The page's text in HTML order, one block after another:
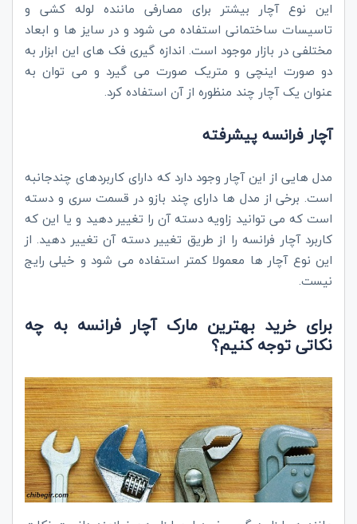
این نوع آچار بیشتر برای مصارفی ماننده لوله کشی و
تاسیسات ساختمانی استفاده می شود و در سایز ها و ابعاد
مختلفی در بازار موجود است. اندازه گیری فک های این ابزار به
دو صورت اینچی و متریک صورت می گیرد و می توان به
عنوان یک آچار چند منظوره از آن استفاده کرد.
آچار فرانسه پیشرفته
مدل هایی از این آچار وجود دارد که دارای کاربردهای چندجانبه
است. برخی از مدل ها دارای چند بازو در قسمت سری و دسته
است که می توانید زاویه دسته آن را تغییر دهید و یا این که
کاربرد آچار فرانسه را از طریق تغییر دسته آن تغییر دهید. از
این نوع آچار ها معمولا کمتر استفاده می شود و خیلی رایج
نیست.
برای خرید بهترین مارک آچار فرانسه به چه
نکاتی توجه کنیم؟